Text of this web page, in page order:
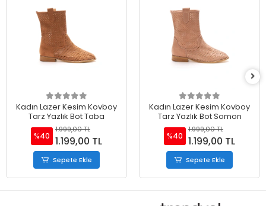
Kadın Lazer Kesim Kovboy
Tarz Yazlık Bot Taba
%40
1.999,00 TL
1.199,00 TL
Sepete Ekle
Kadın Lazer Kesim Kovboy
Tarz Yazlık Bot Somon
%40
1.999,00 TL
1.199,00 TL
Sepete Ekle